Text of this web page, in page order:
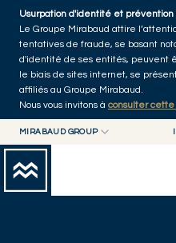
Skip to main content
Usurpation d'identité et
Le Groupe Mirabaud attire
tentatives de fraude, se basant
d'identité de ses entités, peuvent
le biais de sites internet, se
affiliés au Groupe Mirabaud.
Nous vous invitons à consulter
MIRABAUD GROUP
MIRABAUD ASSET MANAGEMENT
MIRABAUD INVESTMENTS
GROUPE MIRABAUD
OFFRES